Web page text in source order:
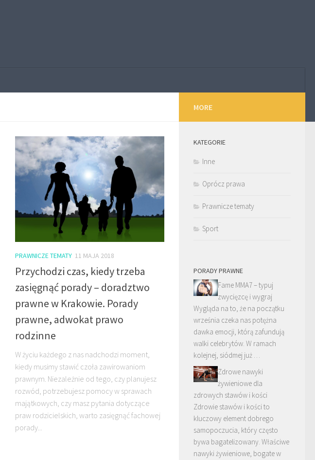
PRAWNICZE TEMATY 11 MAJA 2018
Przychodzi czas, kiedy trzeba
zasięgnąć porady – doradztwo
prawne w Krakowie. Porady
prawne, adwokat prawo
rodzinne
W życiu każdego z nas nadchodzi moment,
kiedy musimy stawić czoła zawirowaniom
prawnym. Niezależnie od tego, czy planujesz
rozwód, potrzebujesz pomocy w sprawach
majątkowych, czy masz pytania dotyczące
praw rodzicielskich, warto zasięgnąć fachowej
porady...
MORE
KATEGORIE
Inne
Oprócz prawa
Prawnicze tematy
Sport
PORADY PRAWNE
Fame MMA7 – typuj
zwycięzcę i wygraj
Wygląda na to, że na początku
września czeka nas potężna
dawka emocji, którą zafundują
walki celebrytów. W ramach
kolejnej, siódmej już …
Zdrowe nawyki
żywieniowe dla
zdrowych stawów i kości
Zdrowie stawów i kości to
kluczowy element dobrego
samopoczucia, który często
bywa bagatelizowany. Właściwe
nawyki żywieniowe, bogate w